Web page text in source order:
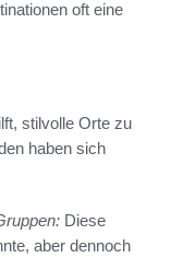
oft eine
stilvolle Orte zu
haben sich
Diese
aber dennoch